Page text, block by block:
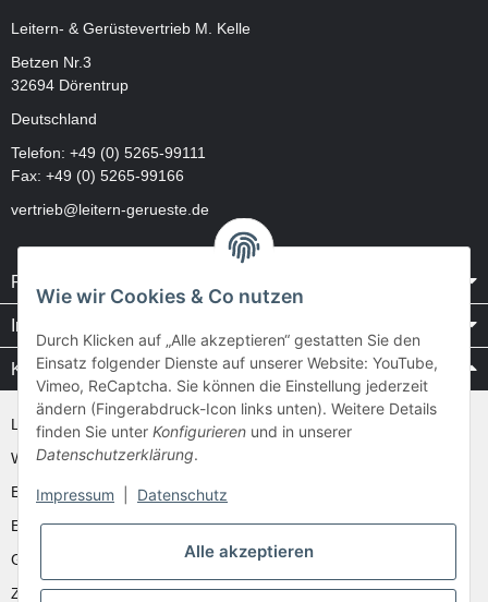
Leitern- & Gerüstevertrieb M. Kelle
Betzen Nr.3
32694 Dörentrup
Deutschland
Telefon: +49 (0) 5265-99111
Fax: +49 (0) 5265-99166
vertrieb@leitern-gerueste.de
Rechtliches
Informationen
Kataloge / Videos
Layher Videos und Downloads
WAKÜ
Ernst
Euroline
Günzburger
Zarges
Wie wir Cookies & Co nutzen
Durch Klicken auf „Alle akzeptieren“ gestatten Sie den
Einsatz folgender Dienste auf unserer Website: YouTube,
Vimeo, ReCaptcha. Sie können die Einstellung jederzeit
ändern (Fingerabdruck-Icon links unten). Weitere Details
finden Sie unter Konfigurieren und in unserer
Datenschutzerklärung.
Impressum Datenschutz
Alle akzeptieren